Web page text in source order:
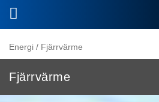
Energi / Fjärrvärme
Fjärrvärme